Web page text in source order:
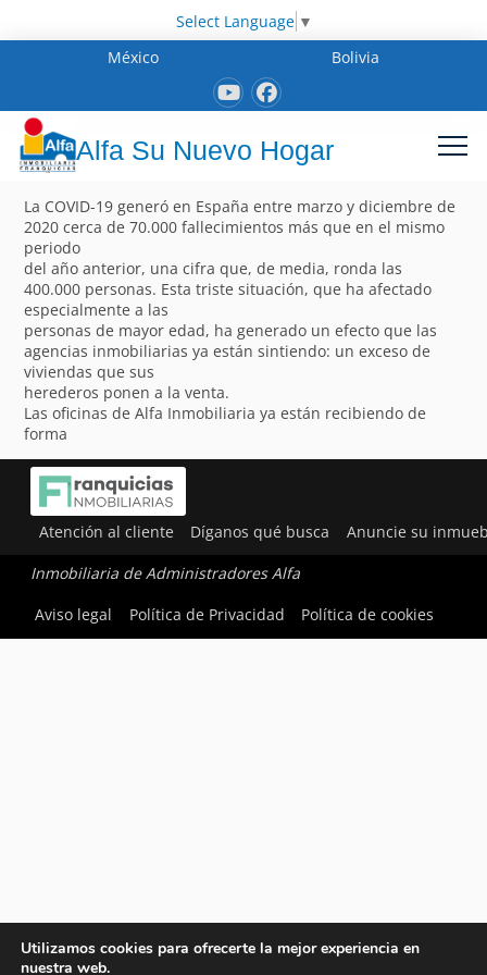
Select Language ▼
México
Bolivia
Alfa Su Nuevo Hogar
La COVID-19 generó en España entre marzo y diciembre de
2020 cerca de 70.000 fallecimientos más que en el mismo
periodo
del año anterior, una cifra que, de media, ronda las
400.000 personas. Esta triste situación, que ha afectado
especialmente a las
personas de mayor edad, ha generado un efecto que las
agencias inmobiliarias ya están sintiendo: un exceso de
viviendas que sus
herederos ponen a la venta.
Las oficinas de Alfa Inmobiliaria ya están recibiendo de
forma
Atención al cliente Díganos qué busca Anuncie su
Inmobiliaria de Administradores Alfa
Aviso legal
Política de Privacidad Política de cookies
Utilizamos cookies para ofrecerte la mejor experiencia en
nuestra web.